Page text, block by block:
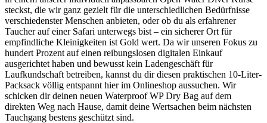
steckst, die wir ganz gezielt für die unterschiedlichen Bedürfnisse
verschiedenster Menschen anbieten, oder ob du als erfahrener
Taucher auf einer Safari unterwegs bist – ein sicherer Ort für
empfindliche Kleinigkeiten ist Gold wert. Da wir unseren Fokus zu
hundert Prozent auf einen reibungslosen digitalen Einkauf
ausgerichtet haben und bewusst kein Ladengeschäft für
Laufkundschaft betreiben, kannst du dir diesen praktischen 10-Liter-
Packsack völlig entspannt hier im Onlineshop aussuchen. Wir
schicken dir deinen neuen Waterproof WP Dry Bag auf dem
direkten Weg nach Hause, damit deine Wertsachen beim nächsten
Tauchgang bestens geschützt sind.